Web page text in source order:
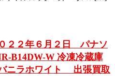
２２年６月２日 パナソ
B14DW-W 冷凍冷蔵庫
ニラホワイト 出張買取